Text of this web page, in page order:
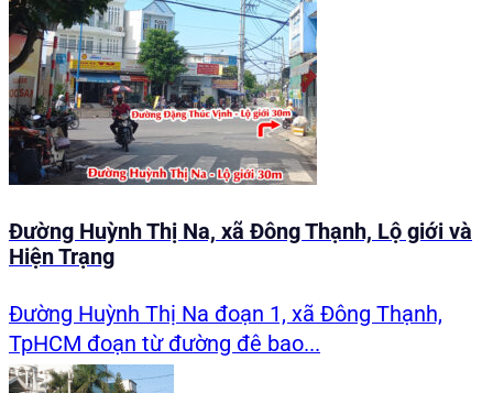
Đường Huỳnh Thị Na, xã Đông Thạnh, Lộ giới và
Hiện Trạng
Đường Huỳnh Thị Na đoạn 1, xã Đông Thạnh,
TpHCM đoạn từ đường đê bao...